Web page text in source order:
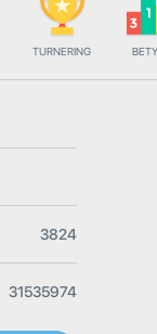
TURNERING
3824
31535974